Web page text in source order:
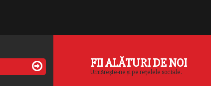
FII ALĂTURI DE NOI
Urmărește-ne și pe rețelele sociale.